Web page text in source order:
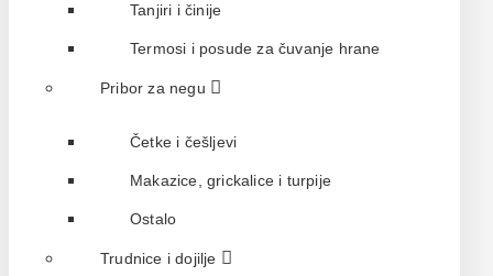
Tanjiri i činije
Termosi i posude za čuvanje hrane
Pribor za negu
Četke i češljevi
Makazice, grickalice i turpije
Ostalo
Trudnice i dojilje